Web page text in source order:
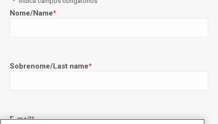
Nome/Name*
Sobrenome/Last name*
E-mail*